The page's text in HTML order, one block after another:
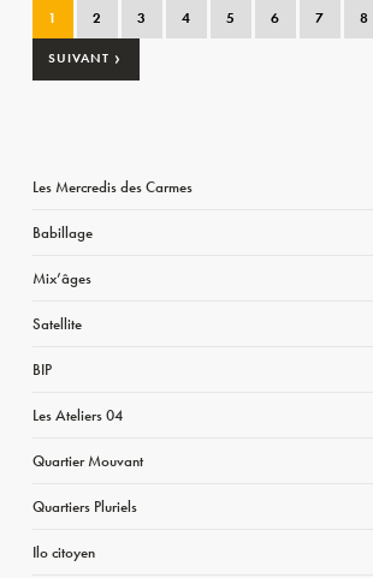
1 2 3 4 5 6 7 8
SUIVANT ›
Les Mercredis des Carmes
Babillage
Mix’âges
Satellite
BIP
Les Ateliers 04
Quartier Mouvant
Quartiers Pluriels
Ilo citoyen